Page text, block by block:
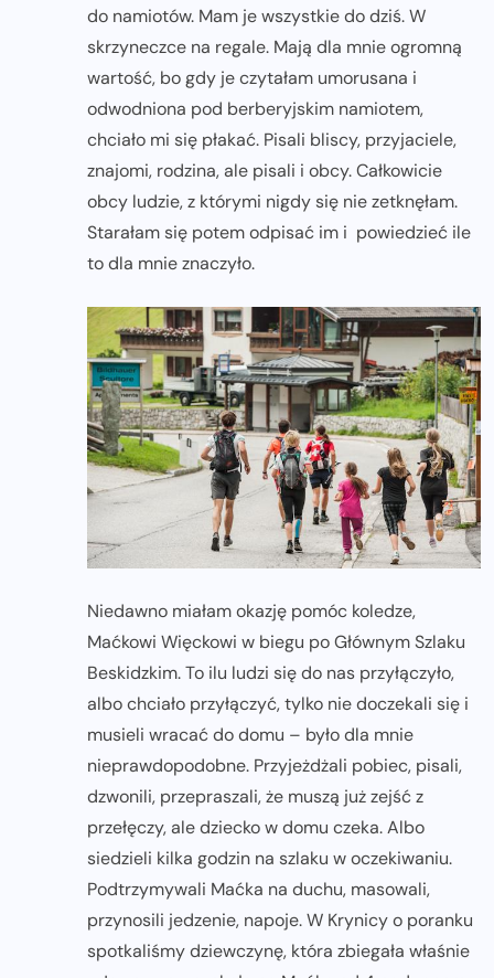
do namiotów. Mam je wszystkie do dziś. W
skrzyneczce na regale. Mają dla mnie ogromną
wartość, bo gdy je czytałam umorusana i
odwodniona pod berberyjskim namiotem,
chciało mi się płakać. Pisali bliscy, przyjaciele,
znajomi, rodzina, ale pisali i obcy. Całkowicie
obcy ludzie, z którymi nigdy się nie zetknęłam.
Starałam się potem odpisać im i powiedzieć ile
to dla mnie znaczyło.
Niedawno miałam okazję pomóc koledze,
Maćkowi Więckowi w biegu po Głównym Szlaku
Beskidzkim. To ilu ludzi się do nas przyłączyło,
albo chciało przyłączyć, tylko nie doczekali się i
musieli wracać do domu – było dla mnie
nieprawdopodobne. Przyjeżdżali pobiec, pisali,
dzwonili, przepraszali, że muszą już zejść z
przełęczy, ale dziecko w domu czeka. Albo
siedzieli kilka godzin na szlaku w oczekiwaniu.
Podtrzymywali Maćka na duchu, masowali,
przynosili jedzenie, napoje. W Krynicy o poranku
spotkaliśmy dziewczynę, która zbiegała właśnie